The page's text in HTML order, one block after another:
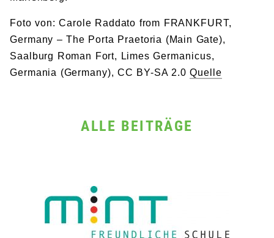
Foto von: Carole Raddato from FRANKFURT,
Germany – The Porta Praetoria (Main Gate),
Saalburg Roman Fort, Limes Germanicus,
Germania (Germany), CC BY-SA 2.0Quelle
ALLE BEITRÄGE